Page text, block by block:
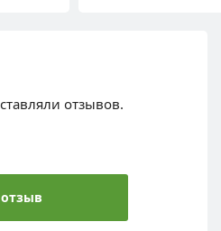
отзывов.